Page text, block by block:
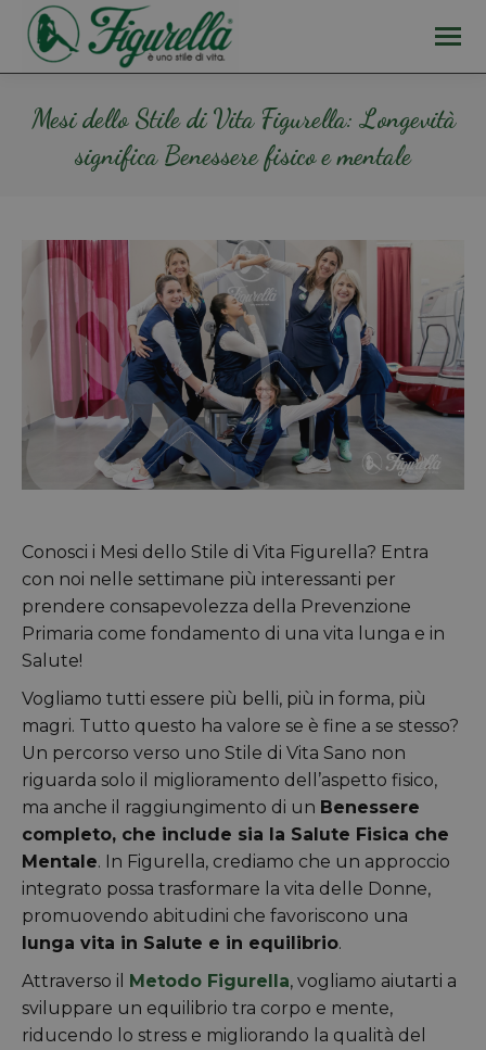
Mesi dello Stile di Vita Figurella: Longevità
significa Benessere fisico e mentale
Conosci i Mesi dello Stile di Vita Figurella? Entra
con noi nelle settimane più interessanti per
prendere consapevolezza della Prevenzione
Primaria come fondamento di una vita lunga e in
Salute!
Vogliamo tutti essere più belli, più in forma, più
magri. Tutto questo ha valore se è fine a se stesso?
Un percorso verso uno Stile di Vita Sano non
riguarda solo il miglioramento dell’aspetto fisico,
ma anche il raggiungimento di un Benessere
completo, che include sia la Salute Fisica che
Mentale. In Figurella, crediamo che un approccio
integrato possa trasformare la vita delle Donne,
promuovendo abitudini che favoriscono una
lunga vita in Salute e in equilibrio.
Attraverso il Metodo Figurella, vogliamo aiutarti a
sviluppare un equilibrio tra corpo e mente,
riducendo lo stress e migliorando la qualità del